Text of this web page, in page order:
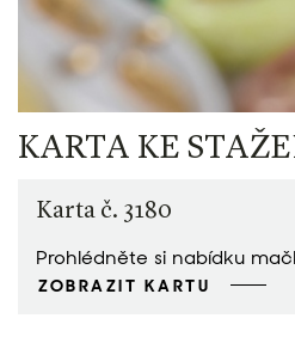
KARTA KE
Karta č. 3180
Prohlédněte si nabídku
ZOBRAZIT KARTU